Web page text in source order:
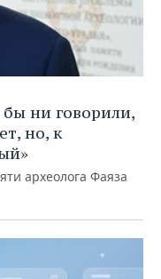
ни говорили,
но, к
археолога Фаяза